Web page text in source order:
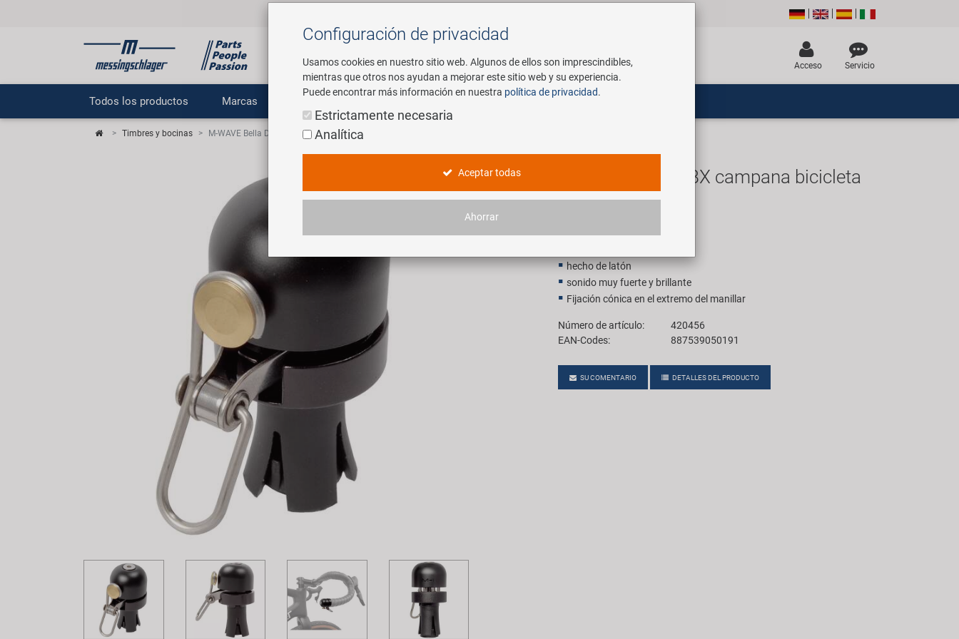
Buscar
Acceso Servicio
Todos los productos Marcas Servicio
Timbres y bocinas M-WAVE Bella DBX campana bicicleta
M-WAVE Bella DBX campana bicicleta
hecho de latón
sonido muy fuerte y brillante
Fijación cónica en el extremo del manillar
Número de artículo:
420456
EAN-Codes:
887539050191
SU COMENTARIO DETALLES DEL PRODUCTO
Configuración de privacidad
Usamos cookies en nuestro sitio web. Algunos de ellos son imprescindibles,
mientras que otros nos ayudan a mejorar este sitio web y su experiencia.
Puede encontrar más información en nuestra política de privacidad.
Estrictamente necesaria
Analítica
Aceptar todas
Ahorrar